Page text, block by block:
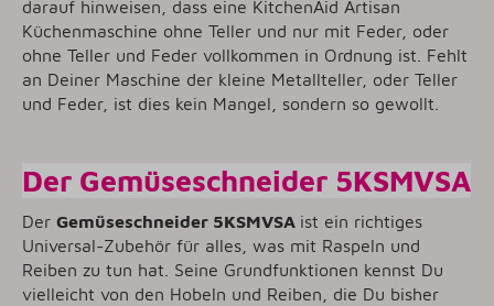
darauf hinweisen, dass eine KitchenAid Artisan
Küchenmaschine ohne Teller und nur mit Feder, oder
ohne Teller und Feder vollkommen in Ordnung ist. Fehlt
an Deiner Maschine der kleine Metallteller, oder Teller
und Feder, ist dies kein Mangel, sondern so gewollt.
Der Gemüseschneider 5KSMVSA
Der Gemüseschneider 5KSMVSA ist ein richtiges
Universal-Zubehör für alles, was mit Raspeln und
Reiben zu tun hat. Seine Grundfunktionen kennst Du
vielleicht von den Hobeln und Reiben, die Du bisher